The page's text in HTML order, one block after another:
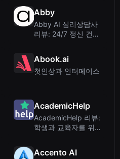
Abby
Abby AI 심리상담사
리뷰: 24/7 정신 건강
Abook.ai
첫인상과 인터페이스
AcademicHelp
AcademicHelp 리뷰:
학생과 교육자를 위한
Accento AI